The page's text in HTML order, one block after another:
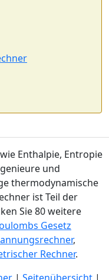
Enthalpie, Entropie
und
thermodynamische
ist Teil der
Sie 80 weitere
Gesetz
,
Rechner.